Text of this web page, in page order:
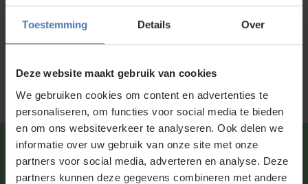
Toestemming Details Over
Deze website maakt gebruik van cookies
We gebruiken cookies om content en advertenties te
personaliseren, om functies voor social media te bieden
en om ons websiteverkeer te analyseren. Ook delen we
informatie over uw gebruik van onze site met onze
partners voor social media, adverteren en analyse. Deze
partners kunnen deze gegevens combineren met andere
Specificaties
Snel en direct contact?We beantwoorden je vragen
graag viaWhatsapp.